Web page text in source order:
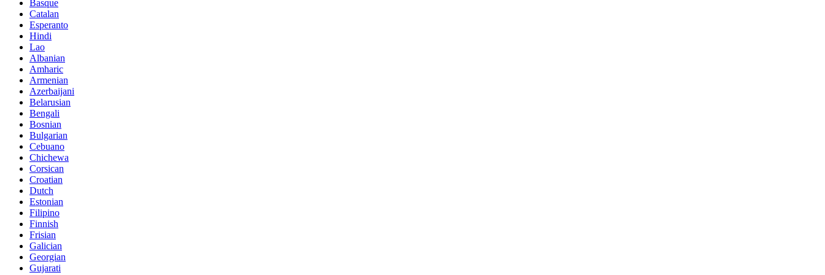
Basque
Catalan
Esperanto
Hindi
Lao
Albanian
Amharic
Armenian
Azerbaijani
Belarusian
Bengali
Bosnian
Bulgarian
Cebuano
Chichewa
Corsican
Croatian
Dutch
Estonian
Filipino
Finnish
Frisian
Galician
Georgian
Gujarati